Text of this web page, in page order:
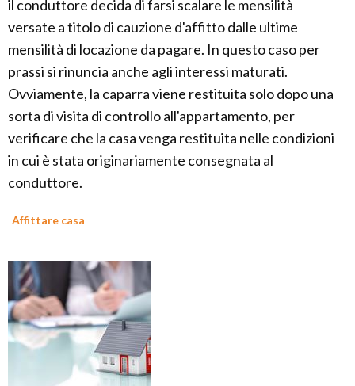
il conduttore decida di farsi scalare le mensilità
versate a titolo di cauzione d'affitto dalle ultime
mensilità di locazione da pagare. In questo caso per
prassi si rinuncia anche agli interessi maturati.
Ovviamente, la caparra viene restituita solo dopo una
sorta di visita di controllo all'appartamento, per
verificare che la casa venga restituita nelle condizioni
in cui è stata originariamente consegnata al
conduttore.
Affittare casa